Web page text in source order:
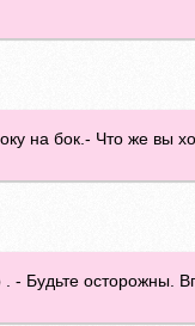
на бок.- Что же вы
Будьте осторожны.